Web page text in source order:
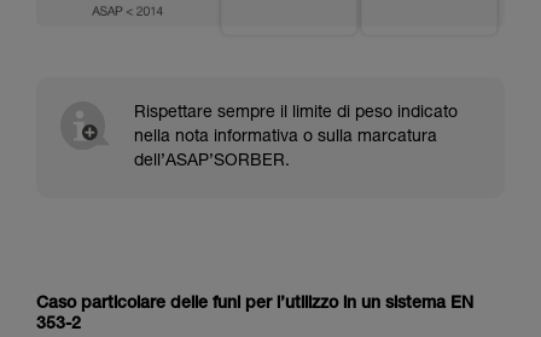
Rispettare sempre il limite di peso indicato
nella nota informativa o sulla marcatura
dell’ASAP’SORBER.
Caso particolare delle funi per l’utilizzo in un sistema EN
353-2